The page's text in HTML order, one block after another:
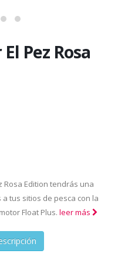
Pez Rosa
Rosa Edition tendrás una
tus sitios de pesca con la
Float Plus. leer más